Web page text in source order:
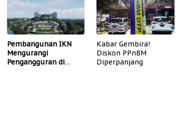
Pembangunan IKN
Mengurangi
Pengangguran di
Kabar Gembira!
Diskon PPnBM
Diperpanjang